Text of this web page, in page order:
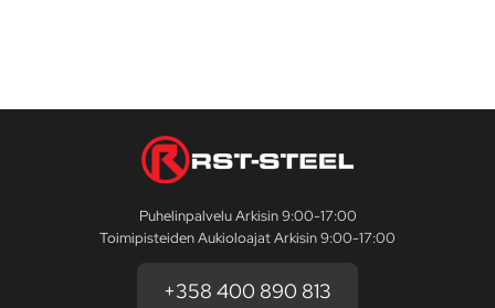
Puhelinpalvelu Arkisin 9:00-17:00
Toimipisteiden Aukioloajat Arkisin 9:00-17:00
+358 400 890 813